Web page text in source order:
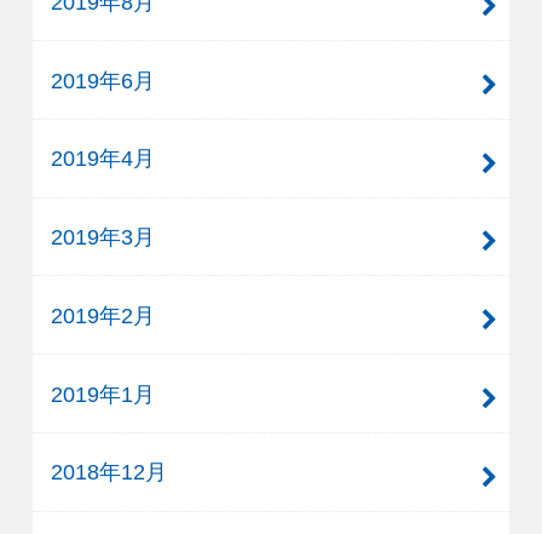
2019年6月
2019年4月
2019年3月
2019年2月
2019年1月
2018年12月